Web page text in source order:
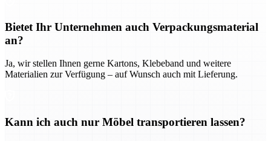
Bietet Ihr Unternehmen auch Verpackungsmaterial
an?
Ja, wir stellen Ihnen gerne Kartons, Klebeband und weitere
Materialien zur Verfügung – auf Wunsch auch mit Lieferung.
Kann ich auch nur Möbel transportieren lassen?